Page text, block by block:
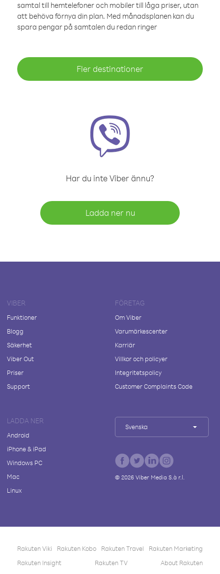
samtal till hemtelefoner och mobiler till låga priser, utan
att behöva förnya din plan. Med månadsplanen kan du
spara pengar på samtalen du redan ringer
Fler destinationer
Har du inte Viber ännu?
Ladda ner nu
VIBER
Funktioner
Blogg
Säkerhet
Viber Out
Priser
Support
FÖRETAG
Om Viber
Varumärkescenter
Karriär
Villkor och policyer
Integritetspolicy
Customer Complaints Code
LADDA NER
Android
iPhone & iPad
Windows PC
Mac
Linux
Svenska
© 2026Viber Media S.à r.l.
Rakuten Viki Rakuten Kobo Rakuten Travel
Rakuten Marketing
Rakuten Insight
Rakuten TV About Rakuten